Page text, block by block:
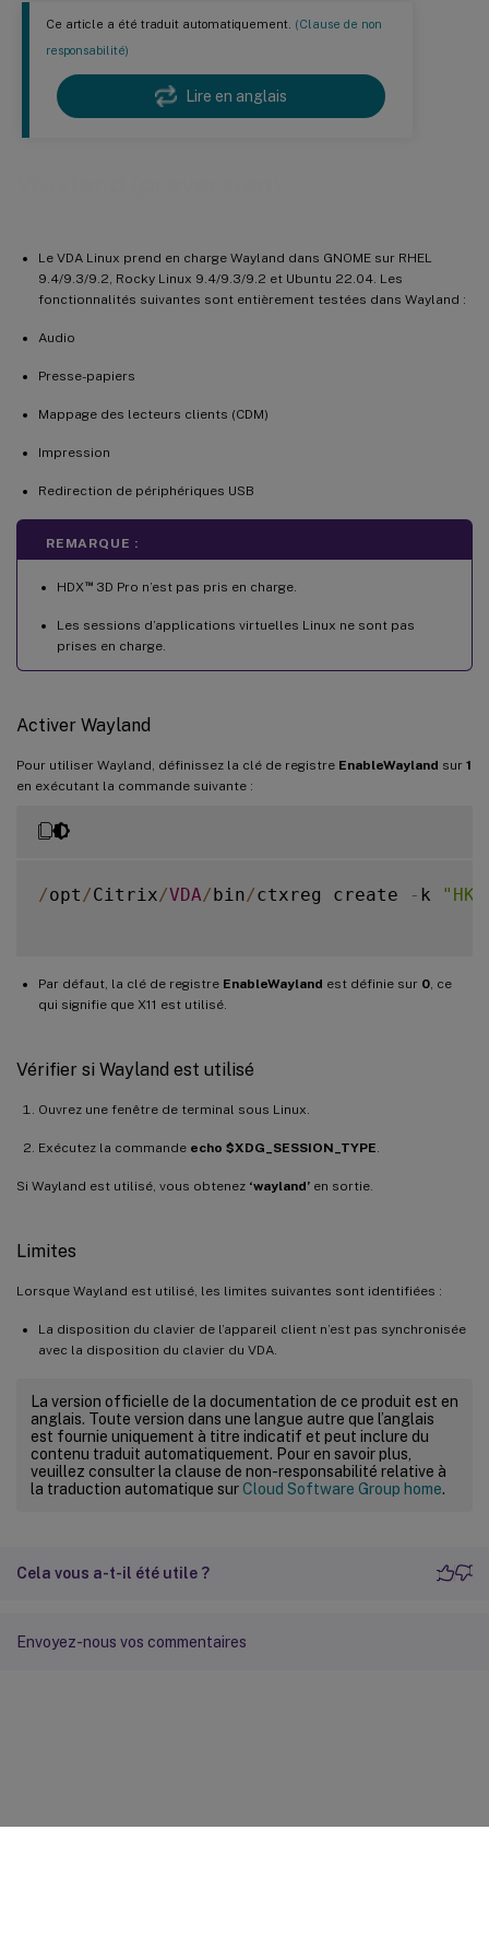
Ce article a été traduit automatiquement. (Clause de non
responsabilité)
Lire en anglais
Le VDA Linux prend en charge Wayland dans GNOME sur RHEL
9.4/9.3/9.2, Rocky Linux 9.4/9.3/9.2 et Ubuntu 22.04. Les
fonctionnalités suivantes sont entièrement testées dans Wayland :
Audio
Presse-papiers
Mappage des lecteurs clients (CDM)
Impression
Redirection de périphériques USB
REMARQUE :
HDX ™3D Pro n’est pas pris en charge.
Les sessions d’applications virtuelles Linux ne sont pas
prises en charge.
Activer Wayland
Pour utiliser Wayland, définissez la clé de registre EnableWayland sur 1
en exécutant la commande suivante :
/opt /Citrix/VDA/bin/ctxreg create - k
Par défaut, la clé de registre EnableWayland est définie sur 0 , ce
qui signifie que X11 est utilisé.
Vérifier si Wayland est utilisé
Ouvrez une fenêtre de terminal sous Linux.
Exécutez la commande echo $XDG_SESSION_TYPE
Si Wayland est utilisé, vous obtenez ‘wayland’ en sortie.
Limites
Lorsque Wayland est utilisé, les limites suivantes sont identifiées :
La disposition du clavier de l’appareil client n’est pas synchronisée
avec la disposition du clavier du VDA.
La version officielle de la documentation de ce produit est en
anglais. Toute version dans une langue autre que l’anglais
est fournie uniquement à titre indicatif et peut inclure du
contenu traduit automatiquement. Pour en savoir plus,
veuillez consulter la clause de non-responsabilité relative à
la traduction automatique surCloud Software Group home.
Cela vous a-t-il été utile ?
Envoyez-nous vos commentaires